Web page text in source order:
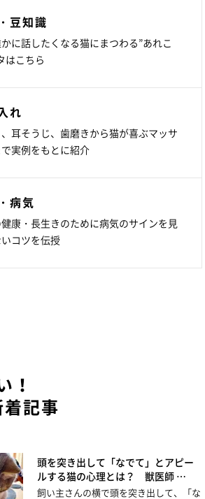
豆知識
に話したくなる猫にまつわる”あれこ
はこちら
れ
耳そうじ、歯磨きから猫が喜ぶマッサ
実例をもとに紹介
病気
康・長生きのために病気のサインを見
コツを伝授
！
着記事
頭を突き出して「なでて」とアピー
ルする猫の心理とは？ 獣医師 …
飼い主さんの横で頭を突き出して、「な